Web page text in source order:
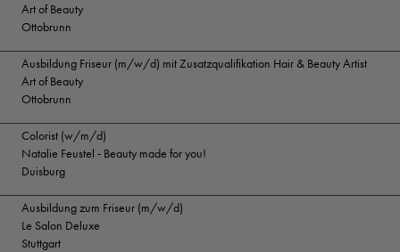
Art of Beauty
Ottobrunn
Ausbildung Friseur (m/w/d) mit Zusatzqualifikation Hair & Beauty Artist
Art of Beauty
Ottobrunn
Colorist (w/m/d)
Natalie Feustel - Beauty made for you!
Duisburg
Ausbildung zum Friseur (m/w/d)
Le Salon Deluxe
Stuttgart